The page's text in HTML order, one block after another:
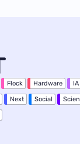
Flock Hardware IA
Next Social